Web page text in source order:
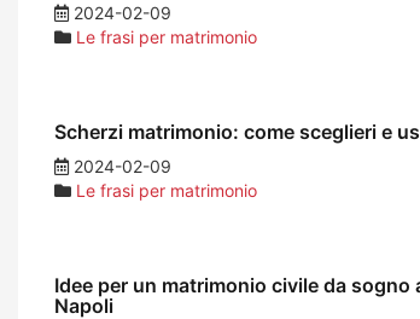
2024-02-09
Le frasi per matrimonio
Scherzi matrimonio: come sceglieri e
2024-02-09
Le frasi per matrimonio
Idee per un matrimonio civile da sogno
Napoli